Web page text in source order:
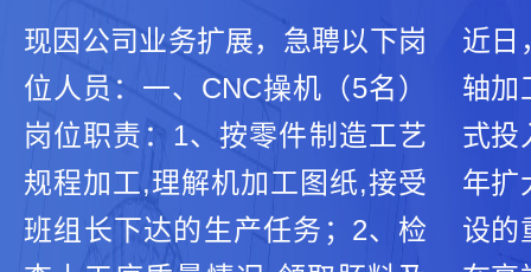
现因公司业务扩展，急聘以下岗
位人员：一、CNC操机（5名）
岗位职责：1、按零件制造工艺
规程加工,理解机加工图纸,接受
班组长下达的生产任务；2、检
近日
轴加
式投
年扩
设的